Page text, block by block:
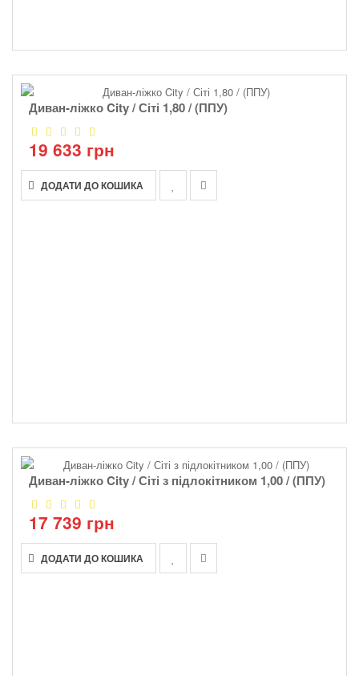
Диван-ліжко City / Сіті 1,80 / (ППУ)
19 633 грн
ДОДАТИ ДО КОШИКА
Диван-ліжко City / Сіті з підлокітником 1,00 / (ППУ)
17 739 грн
ДОДАТИ ДО КОШИКА